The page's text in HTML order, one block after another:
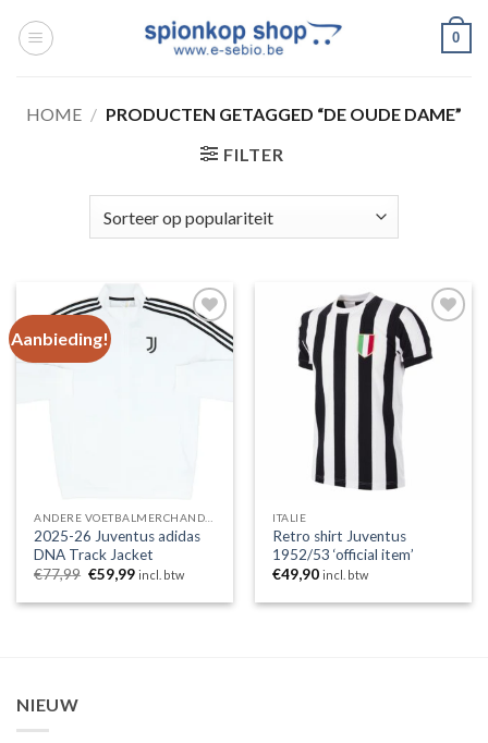
naar
0
HOME / PRODUCTEN GETAGGED “DE OUDE DAME”
FILTER
Aanbieding!
Toevoegen
2025-26 Juventus adidas
DNA Track Jacket
€77,99 Oorspronkelijke
was:
€59,99Huidige
is:
incl. btw
Toevoegen
aan
wenslijst
ITALIE
Retro shirt Juventus
1952/53 ‘official item’
€49,90 incl. btw
NIEUW